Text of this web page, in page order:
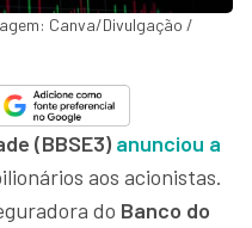
Canva/Divulgação /
(BBSE3) anunciou a
aos acionistas.
do Banco do